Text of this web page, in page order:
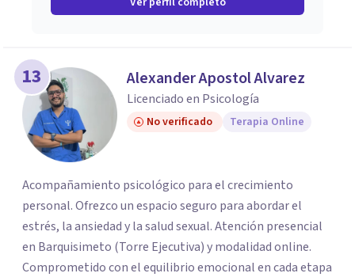
13 Alexander Apostol Alvarez
Licenciado en Psicología
No verificado Terapia Online
Acompañamiento psicológico para el crecimiento
personal. Ofrezco un espacio seguro para abordar el
estrés, la ansiedad y la salud sexual. Atención presencial
en Barquisimeto (Torre Ejecutiva) y modalidad online.
Comprometido con el equilibrio emocional en cada etapa